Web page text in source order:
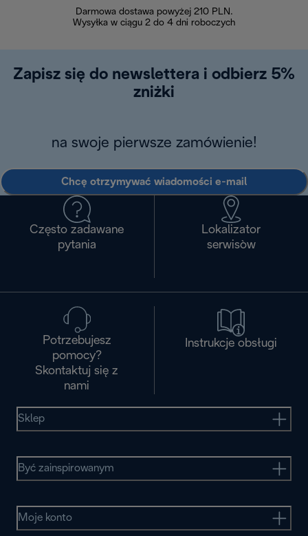
Darmowa dostawa powyżej 210 PLN.
Wysyłka w ciągu 2 do 4 dni roboczych
Zapisz się do newslettera i odbierz 5%
zniżki
na swoje pierwsze zamówienie!
Chcę otrzymywać wiadomości e-mail
Często zadawane
pytania
Lokalizator
serwisòw
Potrzebujesz
pomocy?
Skontaktuj się z
nami
Instrukcje obsługi
Sklep
Być zainspirowanym
Moje konto